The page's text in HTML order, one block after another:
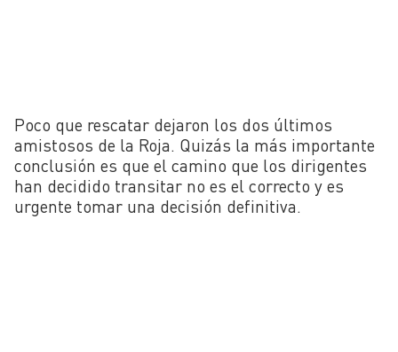
Poco que rescatar dejaron los dos últimos
amistosos de la Roja. Quizás la más importante
conclusión es que el camino que los dirigentes
han decidido transitar no es el correcto y es
urgente tomar una decisión definitiva.